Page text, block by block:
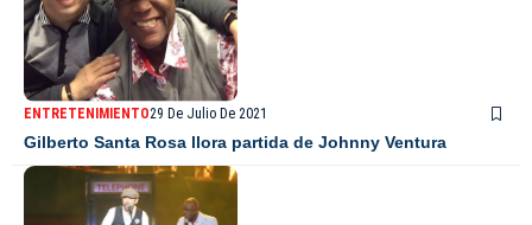
ENTRETENIMIENTO29 De Julio De 2021
Gilberto Santa Rosa llora partida de Johnny Ventura